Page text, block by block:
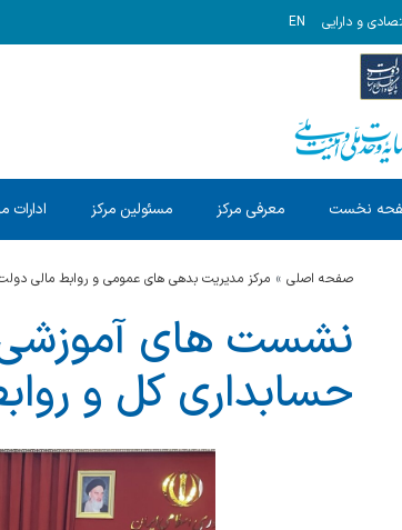
و دارایی EN
نخست معرفی مرکز مسئولین مرکز ادارات
صفحه اصلی مرکز مدیریت بدهی های عمومی و روابط مالی
حسابداری کل و